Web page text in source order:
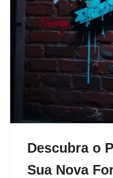
Descubra o
Sua Nova